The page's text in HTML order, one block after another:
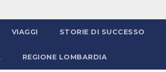
VIAGGI STORIE DI SUCCESSO
REGIONE LOMBARDIA